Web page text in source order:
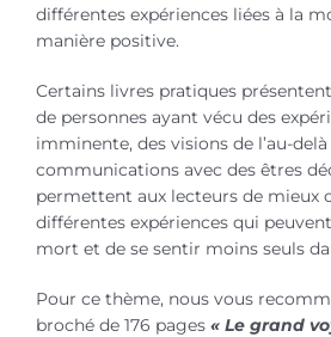
différentes expériences liées à la
manière positive.
Certains livres pratiques
de personnes ayant vécu des
imminente, des visions de l’au-
communications avec des êtres
permettent aux lecteurs de mieux
différentes expériences qui
mort et de se sentir moins seuls
Pour ce thème, nous vous
broché de 176 pages « Le grand